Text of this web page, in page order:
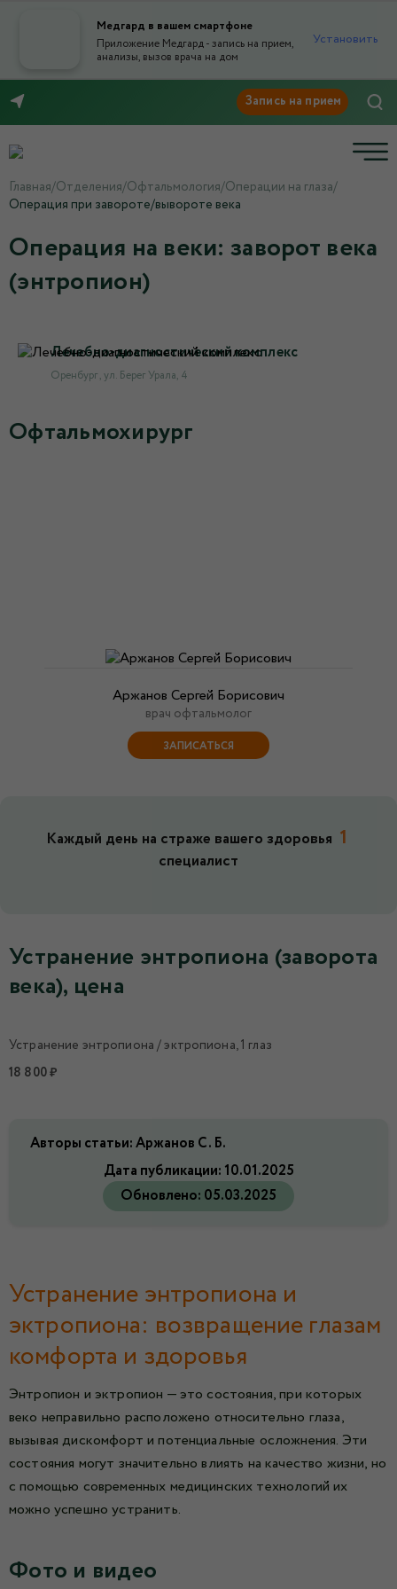
Медгард в вашем смартфоне
Приложение Медгард - запись на прием,
анализы, вызов врача на дом
Установить
Главная/Отделения/Офтальмология/Операции на глаза/
Операция при завороте/вывороте века
Операция на веки: заворот века
(энтропион)
Лечебно-диагностический комплекс
Оренбург , ул. Берег Урала, 4
Офтальмохирург
Аржанов Сергей Борисович
врач офтальмолог
ЗАПИСАТЬСЯ
Каждый день на страже вашего здоровья 1
специалист
Устранение энтропиона (заворота
века), цена
Устранение энтропиона / эктропиона, 1 глаз
18 800 ₽
Авторы статьи: Аржанов С. Б.
Дата публикации: 10.01.2025
Обновлено: 05.03.2025
Устранение энтропиона и
эктропиона: возвращение глазам
комфорта и здоровья
Энтропион и эктропион — это состояния, при которых
веко неправильно расположено относительно глаза,
вызывая дискомфорт и потенциальные осложнения. Эти
состояния могут значительно влиять на качество жизни, но
с помощью современных медицинских технологий их
можно успешно устранить.
Фото и видео